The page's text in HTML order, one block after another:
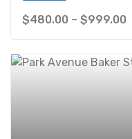
$480.00 – $999.00